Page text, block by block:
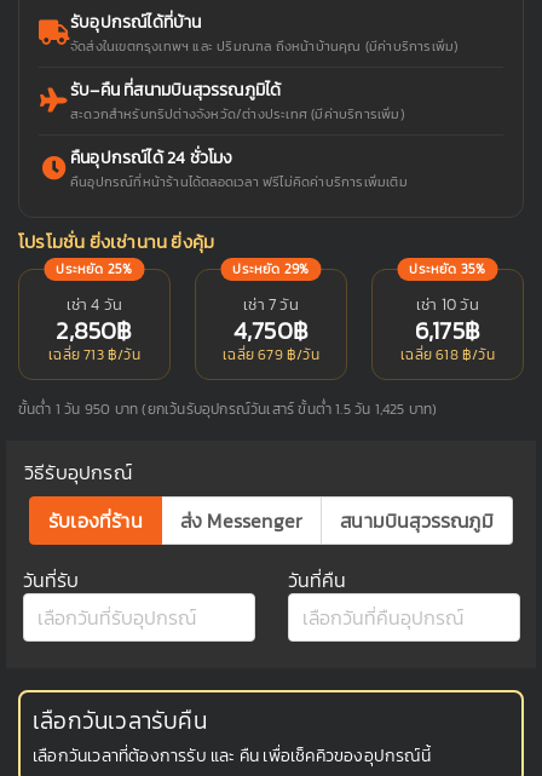
รับอุปกรณ์ได้ที่บ้าน
จัดส่งในเขตกรุงเทพฯ และ ปริมณฑล ถึงหน้าบ้านคุณ (มีค่าบริการเพิ่ม)
รับ–คืน ที่สนามบินสุวรรณภูมิได้
สะดวกสำหรับทริปต่างจังหวัด/ต่างประเทศ (มีค่าบริการเพิ่ม)
คืนอุปกรณ์ได้ 24 ชั่วโมง
คืนอุปกรณ์ที่หน้าร้านได้ตลอดเวลา ฟรีไม่คิดค่าบริการเพิ่มเติม
โปรโมชั่น ยิ่งเช่านาน ยิ่งคุ้ม
ประหยัด 25%
เช่า 4 วัน
2,850฿
เฉลี่ย 713 ฿/วัน
ประหยัด 29%
เช่า 7 วัน
4,750฿
เฉลี่ย 679 ฿/วัน
ประหยัด 35%
เช่า 10 วัน
6,175฿
เฉลี่ย 618 ฿/วัน
ขั้นต่ำ 1 วัน 950 บาท (ยกเว้นรับอุปกรณ์วันเสาร์ ขั้นต่ำ 1.5 วัน 1,425 บาท)
วิธีรับอุปกรณ์
รับเองที่ร้าน
ส่ง Messenger สนามบินสุวรรณภูมิ
วันที่รับ วันที่คืน
เลือกวันเวลารับคืน
เลือกวันเวลาที่ต้องการรับ และ คืน เพื่อเช็คคิวของอุปกรณ์นี้